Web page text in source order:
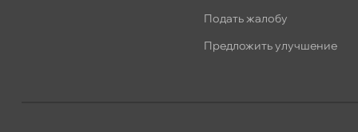
0 шт
Подать жалобу
Предложить улучшение